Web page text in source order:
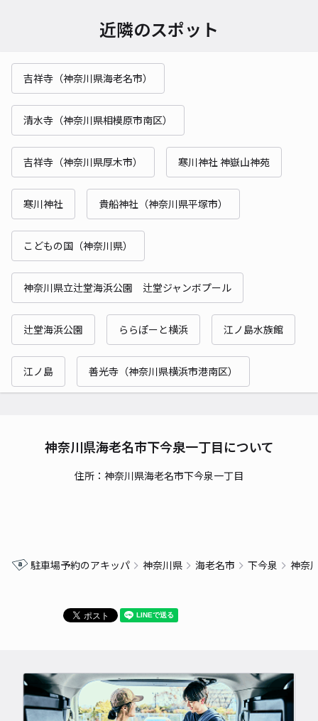
近隣のスポット
吉祥寺（神奈川県海老名市）
清水寺（神奈川県相模原市南区）
吉祥寺（神奈川県厚木市） 寒川神社 神嶽山神苑
寒川神社 貴船神社（神奈川県平塚市）
こどもの国（神奈川県）
神奈川県立辻堂海浜公園 辻堂ジャンボプール
辻堂海浜公園 ららぽーと横浜 江ノ島水族館
江ノ島 善光寺（神奈川県横浜市港南区）
神奈川県海老名市下今泉一丁目について
住所：神奈川県海老名市下今泉一丁目
駐車場予約のアキッパ 神奈川県 海老名市 下今泉 神奈